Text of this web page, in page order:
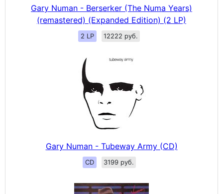
Gary Numan - Berserker (The Numa Years)
(remastered) (Expanded Edition) (2 LP)
2 LP 12222 руб.
Gary Numan - Tubeway Army (CD)
CD 3199 руб.